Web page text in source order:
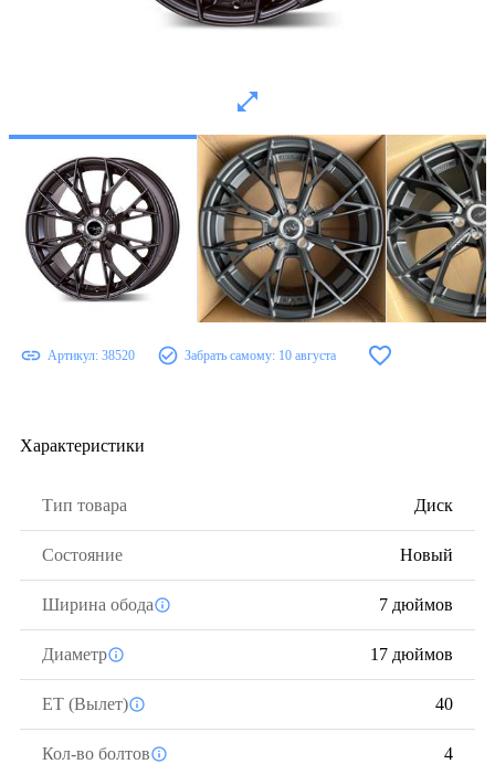
Артикул: 38520 Забрать самому: 10 августа
Характеристики
Тип товара Диск
Состояние Новый
Ширина обода 7 дюймов
Диаметр 17 дюймов
ЕТ (Вылет) 40
Кол-во болтов 4